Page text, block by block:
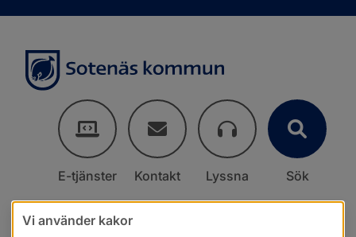
E-tjänster Kontakt Lyssna Sök
Vi använder kakor